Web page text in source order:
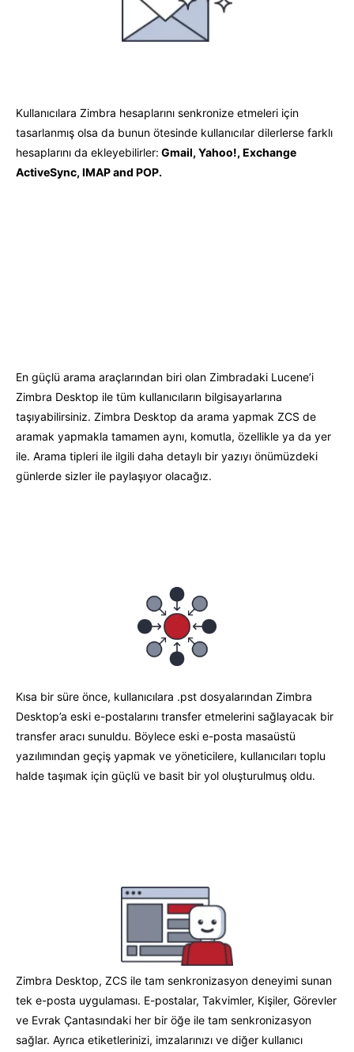
Kullanıcılara Zimbra hesaplarını senkronize etmeleri için
tasarlanmış olsa da bunun ötesinde kullanıcılar dilerlerse farklı
hesaplarını da ekleyebilirler: Gmail, Yahoo!, Exchange
ActiveSync, IMAP and POP.
En güçlü arama araçlarından biri olan Zimbradaki Lucene’i
Zimbra Desktop ile tüm kullanıcıların bilgisayarlarına
taşıyabilirsiniz. Zimbra Desktop da arama yapmak ZCS de
aramak yapmakla tamamen aynı, komutla, özellikle ya da yer
ile. Arama tipleri ile ilgili daha detaylı bir yazıyı önümüzdeki
günlerde sizler ile paylaşıyor olacağız.
Kısa bir süre önce, kullanıcılara .pst dosyalarından Zimbra
Desktop’a eski e-postalarını transfer etmelerini sağlayacak bir
transfer aracı sunuldu. Böylece eski e-posta masaüstü
yazılımından geçiş yapmak ve yöneticilere, kullanıcıları toplu
halde taşımak için güçlü ve basit bir yol oluşturulmuş oldu.
Zimbra Desktop, ZCS ile tam senkronizasyon deneyimi sunan
tek e-posta uygulaması. E-postalar, Takvimler, Kişiler, Görevler
ve Evrak Çantasındaki her bir öğe ile tam senkronizasyon
sağlar. Ayrıca etiketlerinizi, imzalarınızı ve diğer kullanıcı